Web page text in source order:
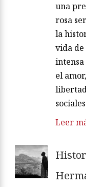
una
rosa
la
vida de
el
Leer